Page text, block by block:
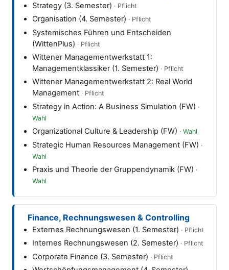
Strategy (3. Semester)
Organisation (4. Semester)
Systemisches Führen und Entscheiden
(WittenPlus)
Wittener Managementwerkstatt 1:
Managementklassiker (1. Semester)
Wittener Managementwerkstatt 2: Real World
Management
Strategy in Action: A Business Simulation (FW)
Organizational Culture & Leadership (FW)
Strategic Human Resources Management (FW)
Praxis und Theorie der Gruppendynamik (FW)
Finance, Rechnungswesen & Controlling
Externes Rechnungswesen (1. Semester)
Internes Rechnungswesen (2. Semester)
Corporate Finance (3. Semester)